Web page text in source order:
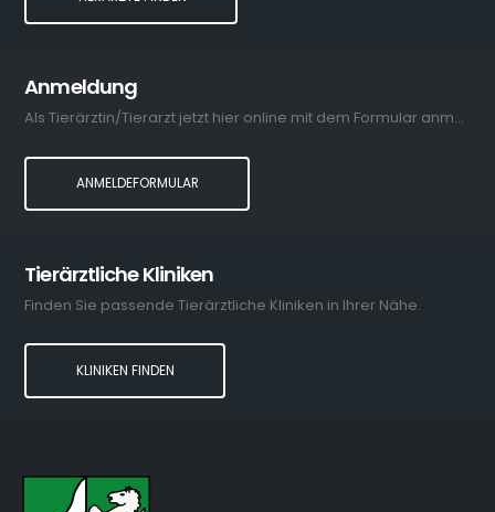
Anmeldung
Als Tierärztin/Tierarzt jetzt hier online mit dem Formular anmelden.
ANMELDEFORMULAR
Tierärztliche Kliniken
Finden Sie passende Tierärztliche Kliniken in Ihrer Nähe.
KLINIKEN FINDEN